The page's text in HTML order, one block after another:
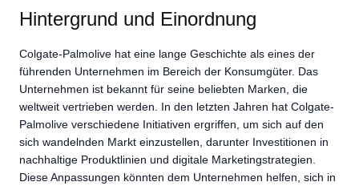
Hintergrund und Einordnung
Colgate-Palmolive hat eine lange Geschichte als eines der
führenden Unternehmen im Bereich der Konsumgüter. Das
Unternehmen ist bekannt für seine beliebten Marken, die
weltweit vertrieben werden. In den letzten Jahren hat Colgate-
Palmolive verschiedene Initiativen ergriffen, um sich auf den
sich wandelnden Markt einzustellen, darunter Investitionen in
nachhaltige Produktlinien und digitale Marketingstrategien.
Diese Anpassungen könnten dem Unternehmen helfen, sich in